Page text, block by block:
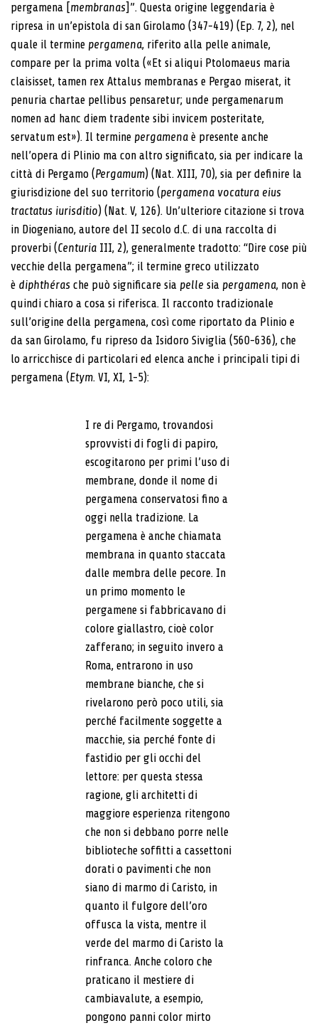
pergamena [membranas]”. Questa origine leggendaria è
ripresa in un’epistola di san Girolamo (347-419) (Ep. 7, 2), nel
quale il termine pergamena, riferito alla pelle animale,
compare per la prima volta («Et si aliqui Ptolomaeus maria
claisisset, tamen rex Attalus membranas e Pergao miserat, it
penuria chartae pellibus pensaretur; unde pergamenarum
nomen ad hanc diem tradente sibi invicem posteritate,
servatum est»). Il termine pergamena è presente anche
nell’opera di Plinio ma con altro significato, sia per indicare la
città di Pergamo (Pergamum) (Nat. XIII, 70), sia per definire la
giurisdizione del suo territorio (pergamena vocatura eius
tractatus iurisditio) (Nat. V, 126). Un’ulteriore citazione si trova
in Diogeniano, autore del II secolo d.C. di una raccolta di
proverbi (Centuria III, 2), generalmente tradotto: “Dire cose più
vecchie della pergamena”; il termine greco utilizzato
è diphthéras che può significare sia pelle sia pergamena, non è
quindi chiaro a cosa si riferisca. Il racconto tradizionale
sull’origine della pergamena, così come riportato da Plinio e
da san Girolamo, fu ripreso da Isidoro Siviglia (560-636), che
lo arricchisce di particolari ed elenca anche i principali tipi di
pergamena (Etym. VI, XI, 1-5):
I re di Pergamo, trovandosi
sprovvisti di fogli di papiro,
escogitarono per primi l’uso di
membrane, donde il nome di
pergamena conservatosi fino a
oggi nella tradizione. La
pergamena è anche chiamata
membrana in quanto staccata
dalle membra delle pecore. In
un primo momento le
pergamene si fabbricavano di
colore giallastro, cioè color
zafferano; in seguito invero a
Roma, entrarono in uso
membrane bianche, che si
rivelarono però poco utili, sia
perché facilmente soggette a
macchie, sia perché fonte di
fastidio per gli occhi del
lettore: per questa stessa
ragione, gli architetti di
maggiore esperienza ritengono
che non si debbano porre nelle
biblioteche soffitti a cassettoni
dorati o pavimenti che non
siano di marmo di Caristo, in
quanto il fulgore dell’oro
offusca la vista, mentre il
verde del marmo di Caristo la
rinfranca. Anche coloro che
praticano il mestiere di
cambiavalute, a esempio,
pongono panni color mirto